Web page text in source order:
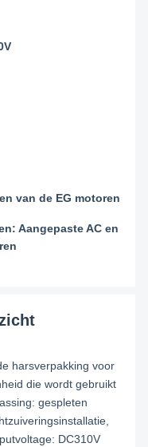
van de EG motoren
Aangepaste AC en
harsverpakking voor
die wordt gebruikt
gespleten
DC310V